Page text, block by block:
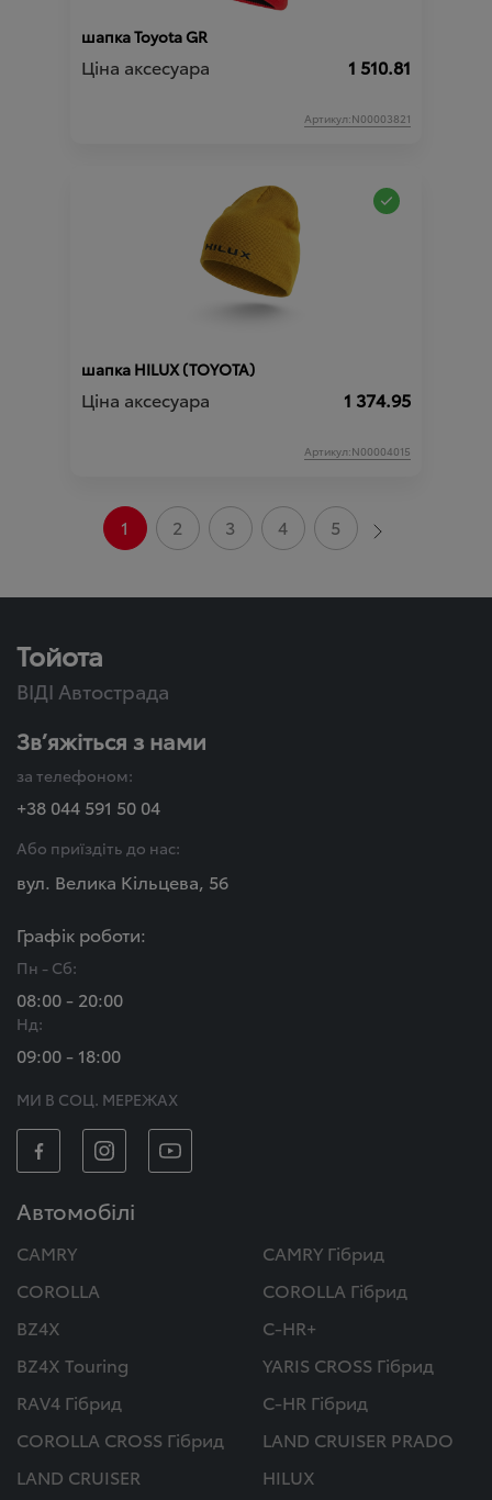
шапка Toyota GR
Ціна аксесуара 1 510.81
Артикул:N00003821
шапка HILUX (TOYOTA)
Ціна аксесуара 1 374.95
Артикул:N00004015
1 2 3 4 5
Тойота
ВІДІ Автострада
Зв’яжіться з нами
за телефоном:
+38 044 591 50 04
Або приїздіть до нас:
вул. Велика Кільцева, 56
Графік роботи:
Пн - Сб:
08:00 - 20:00
Нд:
09:00 - 18:00
МИ В СОЦ. МЕРЕЖАХ
Автомобілі
CAMRY
CAMRY Гібрид
COROLLA
COROLLA Гібрид
BZ4X
C-HR+
BZ4X Touring
YARIS CROSS Гібрид
RAV4 Гібрид
C-HR Гібрид
COROLLA CROSS Гібрид
LAND CRUISER PRADO
LAND CRUISER
HILUX